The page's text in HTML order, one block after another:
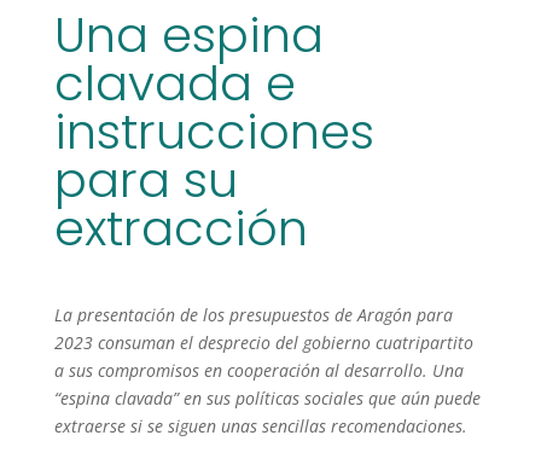
Una espina
clavada e
instrucciones
para su
extracción
La presentación de los presupuestos de Aragón para
2023 consuman el desprecio del gobierno cuatripartito
a sus compromisos en cooperación al desarrollo. Una
“espina clavada” en sus políticas sociales que aún puede
extraerse si se siguen unas sencillas recomendaciones.